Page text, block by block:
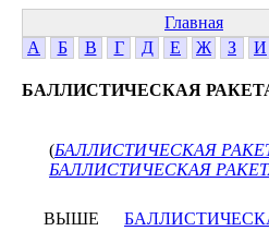
Главная
А
Б В Г Д Е Ж З И
БАЛЛИСТИЧЕСКАЯ
(БАЛЛИСТИЧЕСКАЯ
БАЛЛИСТИЧЕСКАЯ
ВЫШЕ